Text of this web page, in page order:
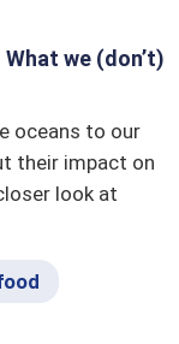
we (don’t)
oceans to our
their impact on
look at